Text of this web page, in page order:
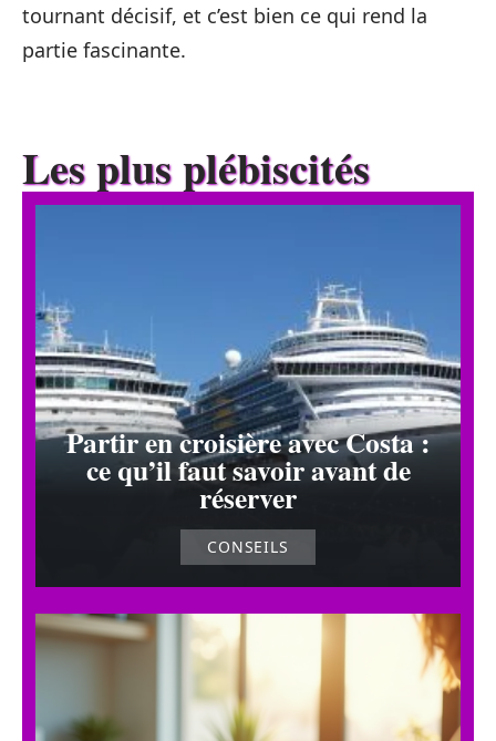
tournant décisif, et c’est bien ce qui rend la
partie fascinante.
Les plus plébiscités
Partir en croisière avec Costa :
ce qu’il faut savoir avant de
réserver
CONSEILS